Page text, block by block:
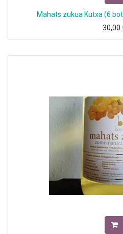
Mahats zukua Kutxa (6
30,00